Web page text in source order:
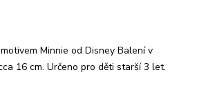
Minnie od Disney Balení v
16 cm. Určeno pro děti starší 3 let.